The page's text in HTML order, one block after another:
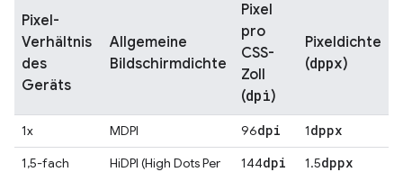
Pixel-
Verhältnis
des
Geräts
Allgemeine
Bildschirmdichte
Pixel
pro
CSS-
Zoll
(dpi)
Pixeldichte
(dppx)
1x MDPI 96dpi 1dppx
1,5-fach
HiDPI (High Dots Per
144dpi 1.5dppx